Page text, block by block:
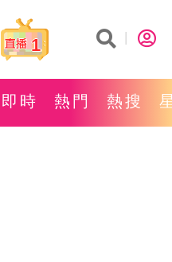
1
即時 熱門 熱搜